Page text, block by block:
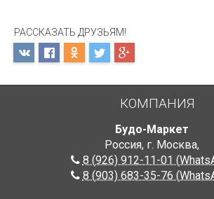
РАССКАЗАТЬ ДРУЗЬЯМ!
КОМПАНИЯ
Будо-Маркет
Россия, г. Москва,
8 (926) 912-11-01
8 (903) 683-35-76